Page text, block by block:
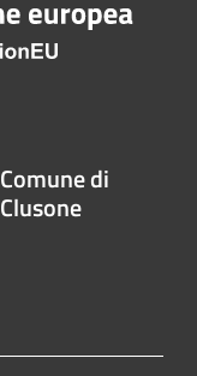
Comune di
Clusone